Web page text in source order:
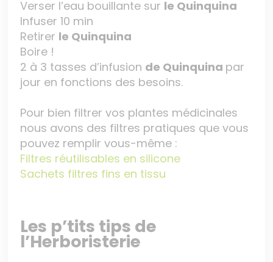
Verser l’eau bouillante sur le Quinquina
Infuser 10 min
Retirer le Quinquina
Boire !
2 à 3 tasses d’infusion de Quinquina par
jour en fonctions des besoins.
Pour bien filtrer vos plantes médicinales
nous avons des filtres pratiques que vous
pouvez remplir vous-même :
Filtres réutilisables en silicone
Sachets filtres fins en tissu
Les p’tits tips de
l’Herboristerie